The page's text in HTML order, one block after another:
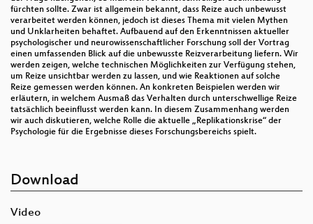
fürchten sollte. Zwar ist allgemein bekannt, dass Reize auch unbewusst
verarbeitet werden können, jedoch ist dieses Thema mit vielen Mythen
und Unklarheiten behaftet. Aufbauend auf den Erkenntnissen aktueller
psychologischer und neurowissenschaftlicher Forschung soll der Vortrag
einen umfassenden Blick auf die unbewusste Reizverarbeitung liefern. Wir
werden zeigen, welche technischen Möglichkeiten zur Verfügung stehen,
um Reize unsichtbar werden zu lassen, und wie Reaktionen auf solche
Reize gemessen werden können. An konkreten Beispielen werden wir
erläutern, in welchem Ausmaß das Verhalten durch unterschwellige Reize
tatsächlich beeinflusst werden kann. In diesem Zusammenhang werden
wir auch diskutieren, welche Rolle die aktuelle „Replikationskrise“ der
Psychologie für die Ergebnisse dieses Forschungsbereichs spielt.
Download
Video